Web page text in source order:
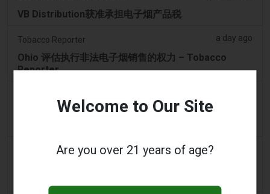
VB Distribution获准承担电子烟产品税
Tobacco Reporter a day ago
Ohio 评估执行非法电子烟销售的权力 – Tobacco
Reporter
2FIRSTS | 俄亥俄州最高法院评估州消费者法是否能限
Google News 2 days ago
Welcome to Our Site
Are you over 21 years of age?